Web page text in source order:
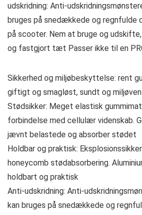
udskridning: Anti-
bruges på snedækkede og regnfulde
på scooter. Nem at bruge og
og fastgjort tæt Passer ikke til en
Sikkerhed og miljøbeskyttelse: rent
giftigt og smagløst, sundt og
Stødsikker: Meget elastisk
forbindelse med cellulær videnskab.
jævnt belastede og absorber stødet
Holdbar og praktisk:
honeycomb stødabsorbering.
holdbart og praktisk
Anti-udskridning: Anti-
kan bruges på snedækkede og